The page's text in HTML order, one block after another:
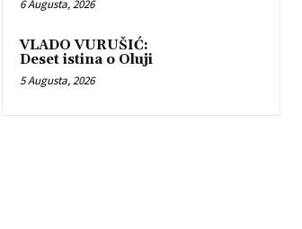
6 Augusta, 2026
VLADO VURUŠIĆ:
Deset istina o Oluji
5 Augusta, 2026